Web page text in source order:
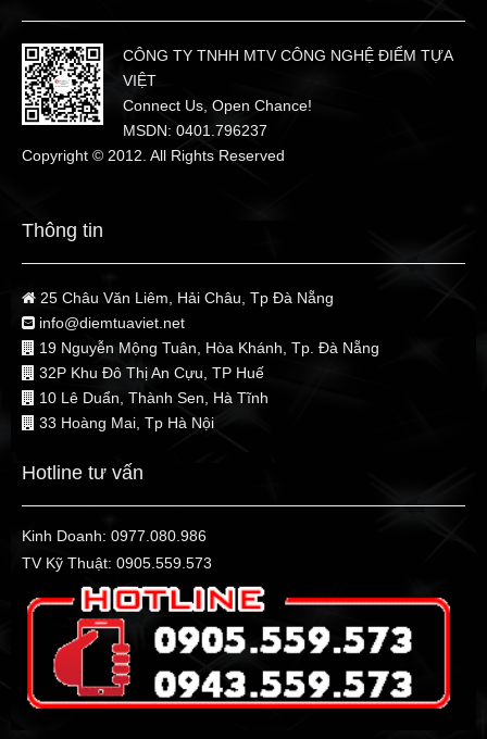
CÔNG TY TNHH MTV CÔNG NGHỆ ĐIỂM TỰA
VIỆT
Connect Us, Open Chance!
MSDN: 0401.796237
Copyright © 2012. All Rights Reserved
Thông tin
25 Châu Văn Liêm, Hải Châu, Tp Đà Nẵng
info@diemtuaviet.net
19 Nguyễn Mộng Tuân, Hòa Khánh, Tp. Đà Nẵng
32P Khu Đô Thị An Cựu, TP Huế
10 Lê Duẩn, Thành Sen, Hà Tĩnh
33 Hoàng Mai, Tp Hà Nội
Hotline tư vấn
Kinh Doanh: 0977.080.986
TV Kỹ Thuật: 0905.559.573